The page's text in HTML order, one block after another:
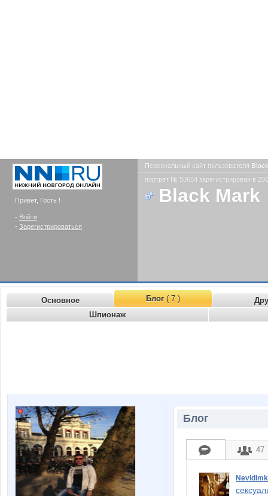
Привет, Гость !
- Войти
- Зарегистрироваться
Персональный сайт пользователя
портрет № 50604 зарегистрирован в
Black Mark
Основное Блог( 7 )
Шпионаж
Блог
47